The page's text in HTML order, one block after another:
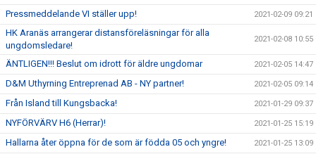
Pressmeddelande VI ställer upp! 2021-02-09 09:21
HK Aranäs arrangerar distansföreläsningar för alla
ungdomsledare!
2021-02-08 10:55
ÄNTLIGEN!!! Beslut om idrott för äldre ungdomar 2021-02-05 14:47
D&M Uthyrning Entreprenad AB - NY partner! 2021-02-05 09:14
Från Island till Kungsbacka! 2021-01-29 09:37
NYFÖRVÄRV H6 (Herrar)! 2021-01-25 15:19
Hallarna åter öppna för de som är födda 05 och yngre! 2021-01-25 13:09